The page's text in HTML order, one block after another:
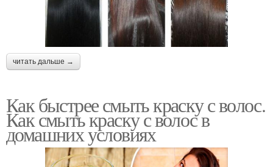
читать дальше →
Как быстрее смыть краску с волос.
Как смыть краску с волос в
домашних условиях